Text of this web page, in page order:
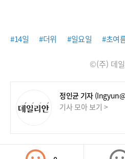
#14일 #더위 #일요일 #초여
©(주) 데
정인균 기자
기사 모아 보기 >